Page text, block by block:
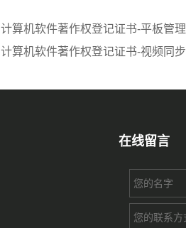
计算机软件著作权登记证书-平板管理
计算机软件著作权登记证书-视频同步
在线留言